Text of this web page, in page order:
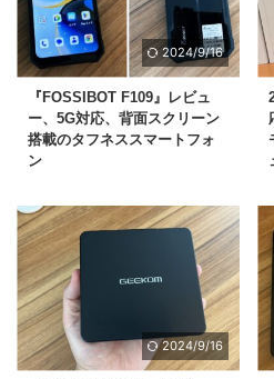
2024/9/16
『FOSSIBOT F109』レビュ
ー、5G対応、背面スクリーン
搭載のタフネススマートフォ
ン
2024/9/16